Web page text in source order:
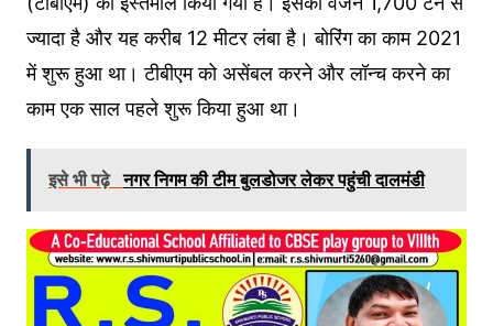
ज्यादा है और यह करीब 12 मीटर लंबा है। बोरिंग का काम 2021
में शुरू हुआ था। टीबीएम को असेंबल करने और लॉन्च करने का
काम एक साल पहले शुरू किया हुआ था।
इसे भी पढ़े नगर निगम की टीम बुलडोजर लेकर पहुंची दालमंडी